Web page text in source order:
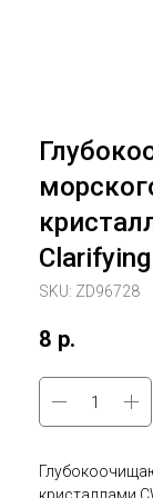
SKU: ZD96728
8 р.